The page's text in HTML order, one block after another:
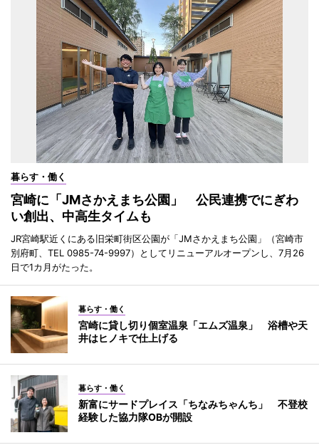
暮らす・働く
宮崎に「JMさかえまち公園」 公民連携でにぎわ
い創出、中高生タイムも
JR宮崎駅近くにある旧栄町街区公園が「JMさかえまち公園」（宮崎市
別府町、TEL 0985-74-9997）としてリニューアルオープンし、7月26
日で1カ月がたった。
暮らす・働く
宮崎に貸し切り個室温泉「エムズ温泉」 浴槽や天
井はヒノキで仕上げる
暮らす・働く
新富にサードプレイス「ちなみちゃんち」 不登校
経験した協力隊OBが開設